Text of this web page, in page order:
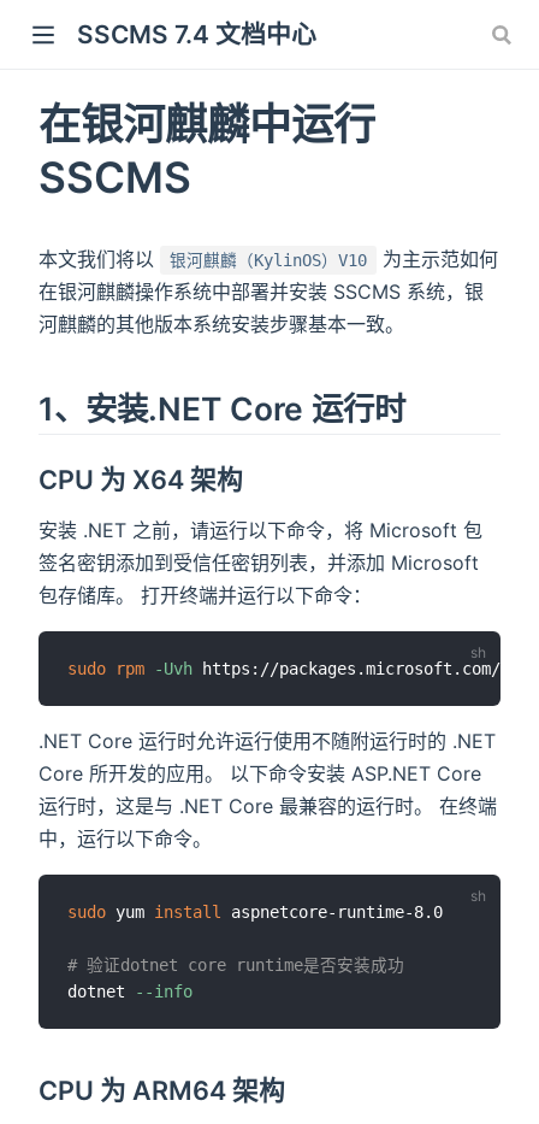
SSCMS 7.4 文档中心
在银河麒麟中运行
SSCMS
本文我们将以 银河麒麟（KylinOS）V10
为主示范如何
在银河麒麟操作系统中部署并安装 SSCMS 系统，银
河麒麟的其他版本系统安装步骤基本一致。
1、安装.NET Core 运行时
CPU 为 X64 架构
安装 .NET 之前，请运行以下命令，将 Microsoft 包
签名密钥添加到受信任密钥列表，并添加 Microsoft
包存储库。 打开终端并运行以下命令：
sudo rpm -Uvh
.NET Core 运行时允许运行使用不随附运行时的 .NET
Core 所开发的应用。 以下命令安装 ASP.NET Core
运行时，这是与 .NET Core 最兼容的运行时。 在终端
中，运行以下命令。
sudo yum install aspnetcore-runtime-8.0
# 验证dotnet core runtime是否安装成功
dotnet
--info
CPU 为 ARM64 架构